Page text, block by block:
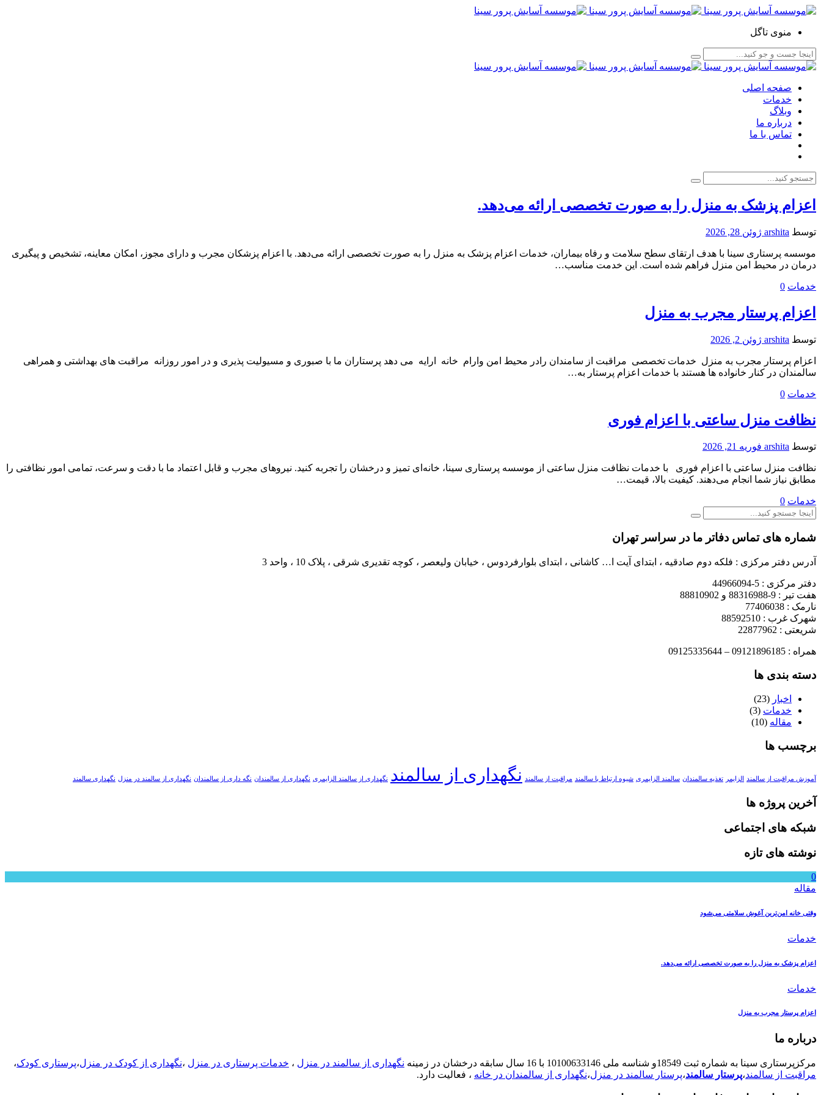
منوی تاگل
صفحه اصلی
خدمات
وبلاگ
درباره ما
تماس با ما
اعزام پزشک به منزل را به صورت تخصصی ارائه می‌دهد.
توسط arshita ژوئن 28, 2026
موسسه پرستاری سینا با هدف ارتقای سطح سلامت و رفاه بیماران، خدمات اعزام پزشک به منزل را به صورت تخصصی ارائه می‌دهد. با اعزام پزشکان مجرب و دارای مجوز، امکان معاینه، تشخیص و پیگیری
درمان در محیط امن منزل فراهم شده است. این خدمت مناسب…
خدمات 0
اعزام پرستار مجرب به منزل
توسط arshita ژوئن 2, 2026
اعزام پرستار مجرب به منزل خدمات تخصصی مراقبت از سامندان رادر محیط امن وارام خانه ارایه می دهد پرستاران ما با صبوری و مسیولیت پذیری و در امور روزانه مراقبت های بهداشتی و همراهی
سالمندان در کنار خانواده ها هستند با خدمات اعزام پرستار به…
خدمات 0
نظافت منزل ساعتی با اعزام فوری
توسط arshita فوریه 21, 2026
نظافت منزل ساعتی با اعزام فوری با خدمات نظافت منزل ساعتی از موسسه پرستاری سینا، خانه‌ای تمیز و درخشان را تجربه کنید. نیروهای مجرب و قابل اعتماد ما با دقت و سرعت، تمامی امور نظافتی را
مطابق نیاز شما انجام می‌دهند. کیفیت بالا، قیمت…
خدمات 0
شماره های تماس دفاتر ما در سراسر تهران
آدرس دفتر مرکزی : فلکه دوم صادقیه ، ابتدای آیت ا… کاشانی ، ابتدای بلوارفردوس ، خیابان ولیعصر ، کوچه تقدیری شرقی ، پلاک 10 ، واحد 3
دفتر مرکزی : 5-44966094
هفت تیر : 9-88316988 و 88810902
نارمک : 77406038
شهرک غرب : 88592510
شریعتی : 22877962
همراه : 09121896185 – 09125335644
دسته بندی ها
اخبار (23)
خدمات (3)
مقاله (10)
برچسب ها
آموزش مراقبت از سالمند الزایمر تغذیه سالمندان سالمند الزایمری شیوه ارتباط با سالمند مراقبت از سالمند نگهداری از سالمند نگهداری از سالمند الزایمری نگهداری از سالمندان نگه داری از سالمندان نگهداری از سالمند در منزل نگهداری سالمند
آخرین پروژه ها
شبکه های اجتماعی
نوشته های تازه
0
مقاله
وقتی خانه امن‌ترین آغوش سلامتی می‌شود
خدمات
اعزام پزشک به منزل را به صورت تخصصی ارائه می‌دهد.
خدمات
اعزام پرستار مجرب به منزل
درباره ما
مرکزپرستاری سینا به شماره ثبت 18549و شناسه ملی 10100633146 با 16 سال سابقه درخشان در زمینه نگهداری از سالمند در منزل ، خدمات پرستاری در منزل ،نگهداری از کودک در منزل،پرستاری کودک،
مراقبت از سالمند،پرستار سالمند،پرستار سالمند در منزل،نگهداری از سالمندان در خانه ، فعالیت دارد.